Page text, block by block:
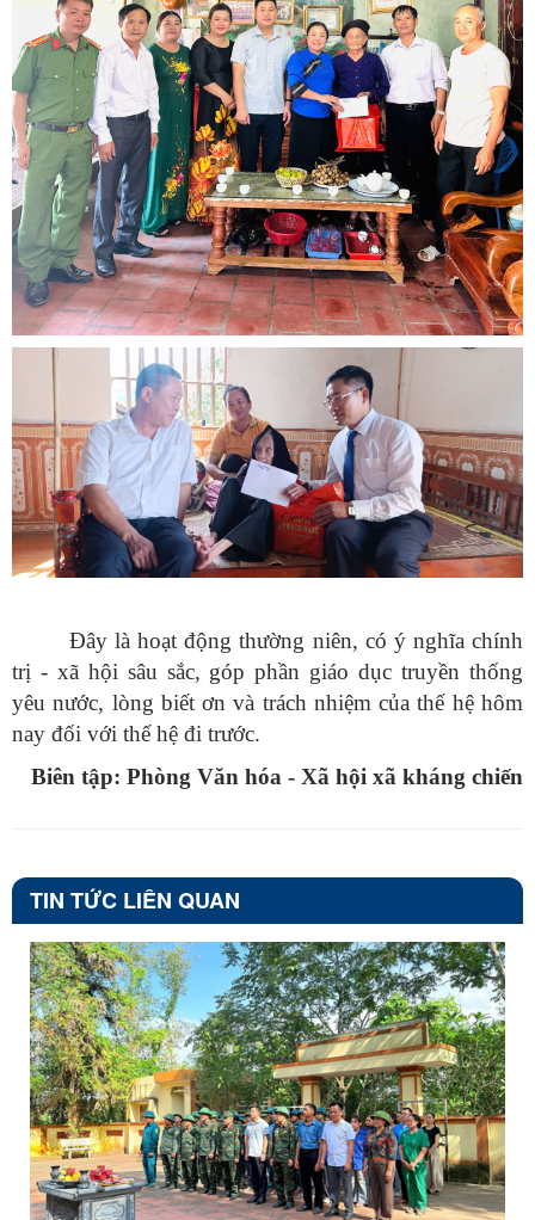
Đây là hoạt động thường niên, có ý nghĩa chính
trị - xã hội sâu sắc, góp phần giáo dục truyền thống
yêu nước, lòng biết ơn và trách nhiệm của thế hệ hôm
nay đối với thế hệ đi trước.
Biên tập: Phòng Văn hóa - Xã hội xã kháng chiến
TIN TỨC LIÊN QUAN